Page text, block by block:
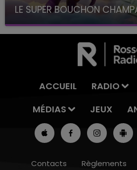
LE SUPER BOUCHON
avec La Famille Champagne
ACCUEIL RADIO
MÉDIAS
JEUX
Contacts Règlements